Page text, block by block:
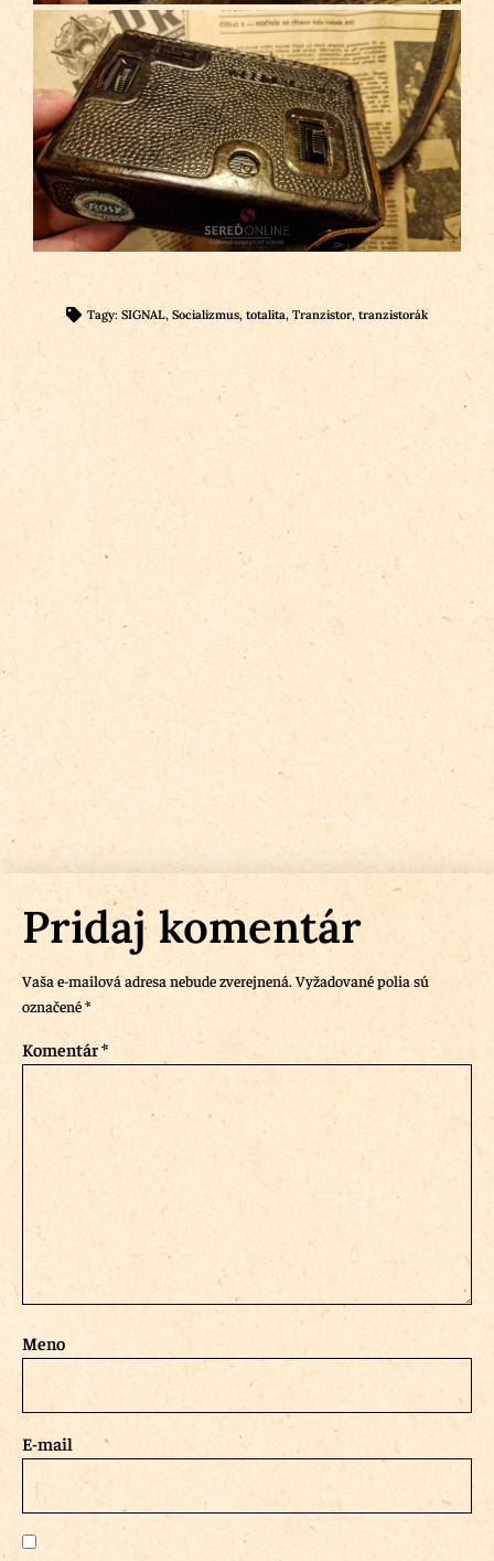
Tagy:SIGNAL, Socializmus, totalita, Tranzistor,tranzistorák
Pridaj komentár
Vaša e-mailová adresa nebude zverejnená.Vyžadované polia sú
označené*
Komentár*
Meno
E-mail